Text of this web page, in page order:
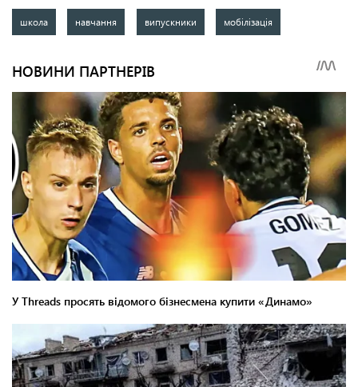
школа навчання випускники мобілізація